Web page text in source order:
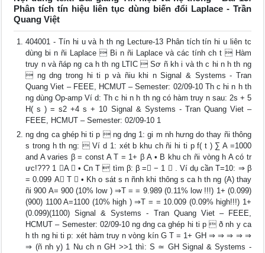
Phân tích tín hiệu liên tục dùng biến đổi Laplace - Trần
Quang Việt
404001 - Tín hi u và h th ng Lecture-13 Phân tích tín hi u liên tc
dùng bi n ñi Laplace  Bi n ñi Laplace và các tính ch t  Hàm
truy n và ñáp ng ca h th ng LTIC  Sơ ñ kh i và th c hi n h th ng
 ng dng trong hi ti p và ñiu khi n Signal & Systems - Tran
Quang Viet – FEEE, HCMUT – Semester: 02/09-10 Th c hi n h th
ng dùng Op-amp Ví d: Th c hi n h th ng có hàm truy n sau: 2s + 5
H( s ) = s2 +4 s + 10 Signal & Systems - Tran Quang Viet –
FEEE, HCMUT – Semester: 02/09-10 1
ng dng ca ghép hi ti p  ng dng 1: gi m nh hưng do thay ñi thông
s trong h th ng:  Ví d 1: xét b khu ch ñi hi ti p f( t ) ∑ A =1000
and A varies β = const A T = 1+ β A • B khu ch ñi vòng h A có tr
ưc!??? 1 A  • Cn T  tìm β: β = − 1  . Ví dụ cần T=10: ⇒ β
= 0.099 A T  • Kh o sát s n ñnh khi thông s ca h th ng (A) thay
ñi 900 A= 900 (10% low ) ⇒T = = 9.989 (0.11% low !!!) 1+ (0.099)
(900) 1100 A=1100 (10% high ) ⇒T = = 10.009 (0.09% high!!!) 1+
(0.099)(1100) Signal & Systems - Tran Quang Viet – FEEE,
HCMUT – Semester: 02/09-10 ng dng ca ghép hi ti p  ð nh y ca
h th ng hi ti p: xét hàm truy n vòng kín G T = 1+ GH ⇒ ⇒ ⇒ ⇒ ⇒
⇒ (ñ nh y) 1 Nu ch n GH >>1 thì: S ≃ GH Signal & Systems -